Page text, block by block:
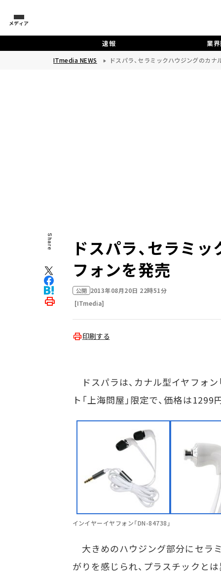
メディア
速報 業
ITmedia NEWS ドスパラ、セラミックハウジングのカ
Share
ドスパラ、セラミ
フォンを発売
公開 2013年08月20日 22時51分
[ITmedia]
印刷する
ドスパラは、カナル型イヤフォ
ト「上海問屋」限定で、価格は1299円
インイヤーイヤフォン「DN-84738」
大きめのハウジング部分にセラ
がりを感じられ、プラスチックと